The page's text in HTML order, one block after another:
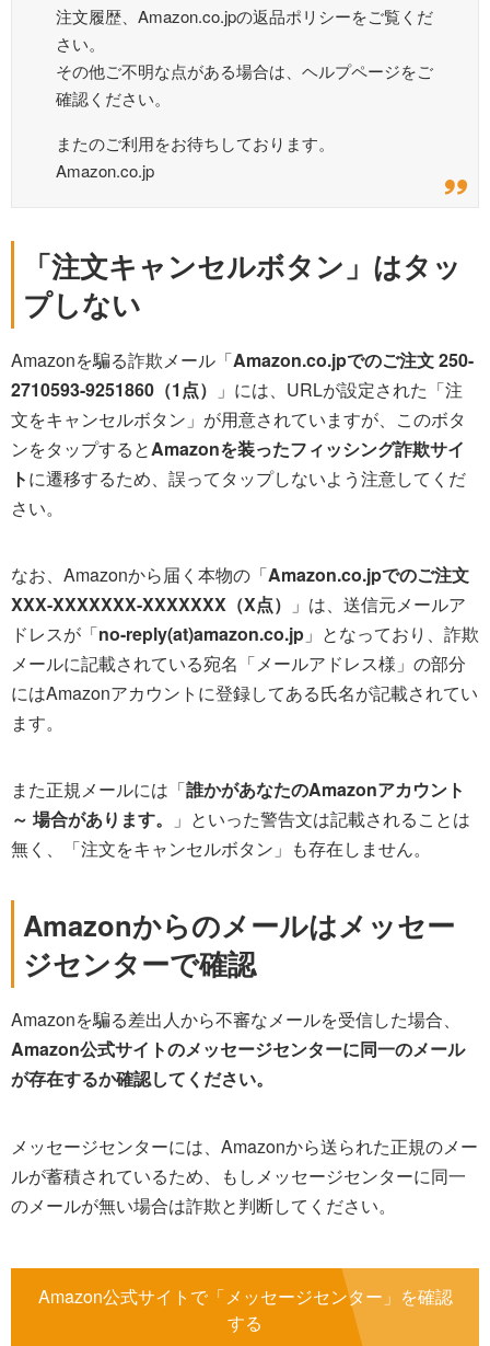
注文履歴、Amazon.co.jpの返品ポリシーをご覧くだ
さい。
その他ご不明な点がある場合は、ヘルプページをご
確認ください。
またのご利用をお待ちしております。
Amazon.co.jp
「注文キャンセルボタン」はタッ
プしない
Amazonを騙る詐欺メール「Amazon.co.jpでのご注文 250-
2710593-9251860（1点）
」には、URLが設定された「注
文をキャンセルボタン」が用意されていますが、このボタ
ンをタップするとAmazonを装ったフィッシング詐欺サイ
トに遷移するため、誤ってタップしないよう注意してくだ
さい。
なお、Amazonから届く本物の「Amazon.co.jpでのご注文
XXX-XXXXXXX-XXXXXXX（X点）
」は、送信元メールア
ドレスが「no-reply(at)amazon.co.jp 」となっており、詐欺
メールに記載されている宛名「メールアドレス様」の部分
にはAmazonアカウントに登録してある氏名が記載されてい
ます。
また正規メールには「誰かがあなたのAmazonアカウント
～ 場合があります。
」といった警告文は記載されることは
無く、「注文をキャンセルボタン」も存在しません。
Amazonからのメールはメッセー
ジセンターで確認
Amazonを騙る差出人から不審なメールを受信した場合、
Amazon公式サイトのメッセージセンターに同一のメール
が存在するか確認してください。
メッセージセンターには、Amazonから送られた正規のメー
ルが蓄積されているため、もしメッセージセンターに同一
のメールが無い場合は詐欺と判断してください。
Amazon公式サイトで「メッセージセンター」を確認
する